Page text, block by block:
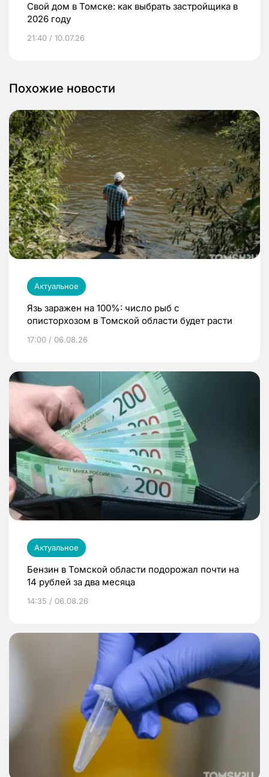
Свой дом в Томске: как выбрать застройщика в
2026 году
21:40 / 10.07.26
Похожие новости
Актуальное
Язь заражен на 100%: число рыб с
описторхозом в Томской области будет расти
17:00 / 06.08.26
Актуальное
Бензин в Томской области подорожал почти на
14 рублей за два месяца
14:35 / 06.08.26